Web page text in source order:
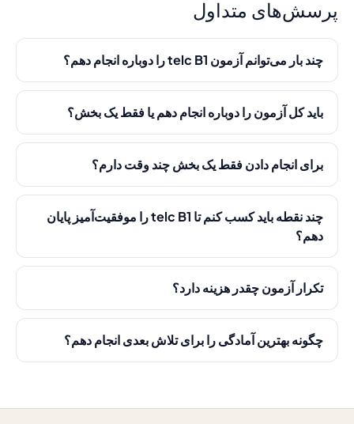
پرسش‌های متداول
چند بار می‌توانم آزمون telc B1 را دوباره انجام دهم؟
باید کل آزمون را دوباره انجام دهم یا فقط یک بخش؟
برای انجام دادن فقط یک بخش چند وقت دارم؟
چند نقطه باید کسب کنم تا telc B1 را موفقیت‌آمیز پایان
دهم؟
تکرار آزمون چقدر هزینه دارد؟
چگونه بهترین آمادگی را برای تلاش بعدی انجام دهم؟